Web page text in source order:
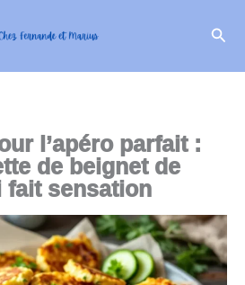
l’apéro parfait :
de beignet de
fait sensation